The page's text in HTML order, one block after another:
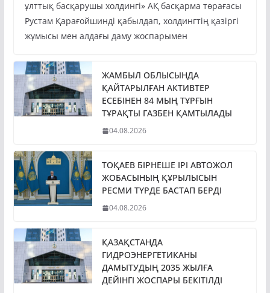
ұлттық басқарушы холдингі» АҚ басқарма төрағасы
Рустам Қарағойшинді қабылдап, холдингтің қазіргі
жұмысы мен алдағы даму жоспарымен
ЖАМБЫЛ ОБЛЫСЫНДА
ҚАЙТАРЫЛҒАН АКТИВТЕР
ЕСЕБІНЕН 84 МЫҢ ТҰРҒЫН
ТҰРАҚТЫ ГАЗБЕН ҚАМТЫЛАДЫ
ТОҚАЕВ БІРНЕШЕ ІРІ АВТОЖОЛ
ЖОБАСЫНЫҢ ҚҰРЫЛЫСЫН
РЕСМИ ТҮРДЕ БАСТАП БЕРДІ
ҚАЗАҚСТАНДА
ГИДРОЭНЕРГЕТИКАНЫ
ДАМЫТУДЫҢ 2035 ЖЫЛҒА
ДЕЙІНГІ ЖОСПАРЫ БЕКІТІЛДІ